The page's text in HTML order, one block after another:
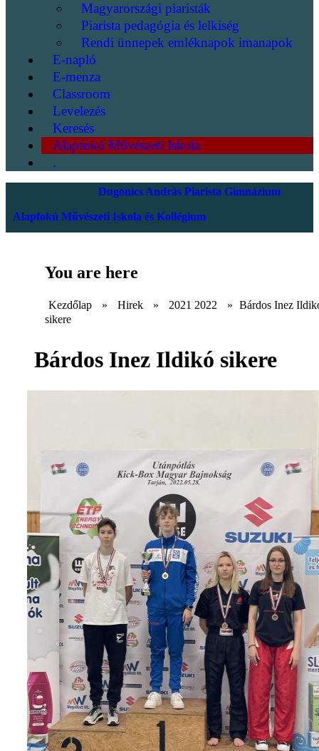
Magyarországi piaristák
Piarista pedagógia és lelkiség
Rendi ünnepek emléknapok imanapok
E-napló
E-menza
Classroom
Levelezés
Keresés
Alapfokú Művészeti Iskola
.
Dugonics András Piarista Gimnázium
Alapfokú Művészeti Iskola és Kollégium
You are here
Kezdőlap » Hirek » 2021 2022 » Bárdos Inez
sikere
Bárdos Inez Ildikó sikere